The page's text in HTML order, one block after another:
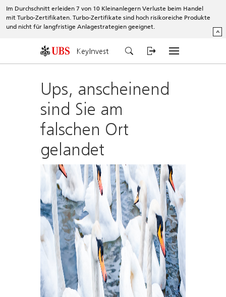
Im Durchschnitt erleiden 7 von 10 Kleinanlegern Verluste beim Handel
mit Turbo-Zertifikaten. Turbo-Zertifikate sind hoch risikoreiche Produkte
und nicht für langfristige Anlagestrategien geeignet.
^
KeyInvest
Ups, anscheinend
sind Sie am
falschen Ort
gelandet